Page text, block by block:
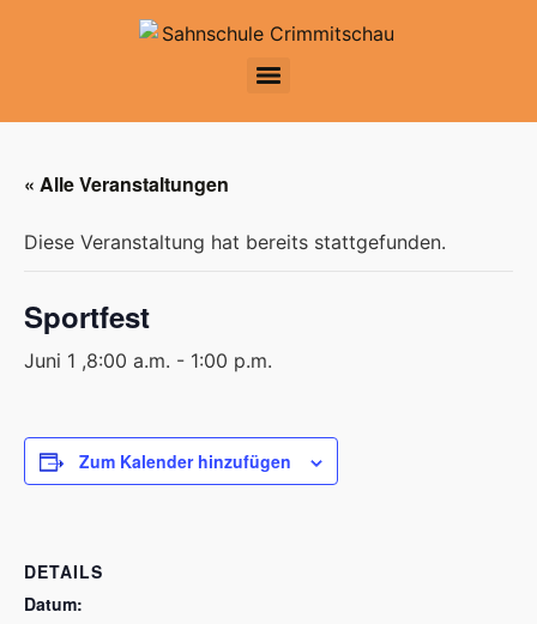
« Alle Veranstaltungen
Diese Veranstaltung hat bereits stattgefunden.
Sportfest
Juni 1 ,8:00 a.m. - 1:00 p.m.
Zum Kalender hinzufügen
DETAILS
Datum: